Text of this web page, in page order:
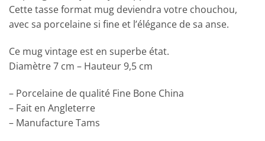
Cette tasse format mug deviendra votre chouchou,
avec sa porcelaine si fine et l’élégance de sa anse.
Ce mug vintage est en superbe état.
Diamètre 7 cm – Hauteur 9,5 cm
– Porcelaine de qualité Fine Bone China
– Fait en Angleterre
– Manufacture Tams